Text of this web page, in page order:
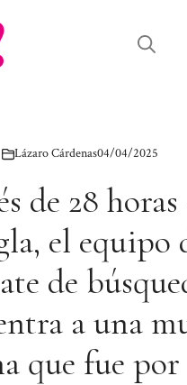
Lázaro Cárdenas04/04/2025
de 28
el equipo
de
a una
que fue